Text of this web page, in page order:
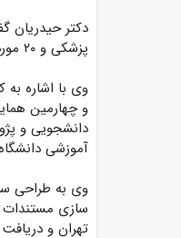
دکتر حیدریان
پزشکی و ۲۰ مورد کارگاه توانمندسازی المپیاد جهت داوطلبین آزمون المپیاد دانشجویی از ابتدای امسال برگزار شده است.
وی با اشاره
و چهارمین
دانشجویی و
آموزشی
وی به طراحی
سازی مستندات
تهران و